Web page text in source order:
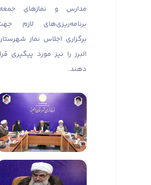
مدارس و نماز‌های
برنامه‌ریزی‌های لازم
برگزاری اجلاس نماز
البرز را نیز مورد پیگیری
دهند.